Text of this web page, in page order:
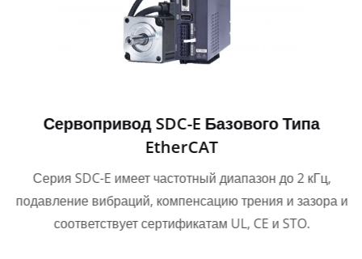
Сервопривод SDC-E Базового Типа
EtherCAT
Серия SDC-E имеет частотный диапазон до 2 кГц,
подавление вибраций, компенсацию трения и зазора и
соответствует сертификатам UL, CE и STO.